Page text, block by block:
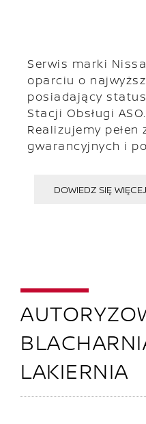
Serwis marki
oparciu o
posiadający
Stacji Obsługi ASO.
Realizujemy
gwarancyjnych i
DOWIEDZ SIĘ WIĘCEJ
LAKIERNIA